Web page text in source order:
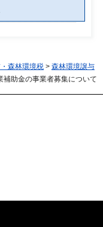
森林環境税 > 森林環境譲与
助金の事業者募集について